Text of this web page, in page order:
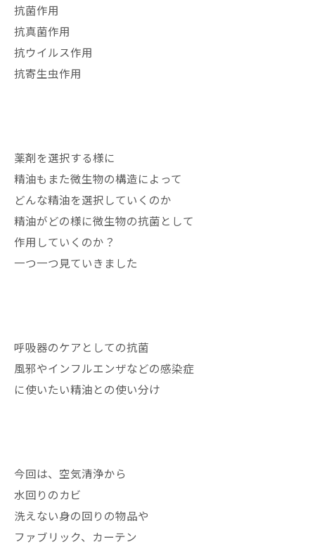
抗菌作用
抗真菌作用
抗ウイルス作用
抗寄生虫作用
薬剤を選択する様に
精油もまた微生物の構造によって
どんな精油を選択していくのか
精油がどの様に微生物の抗菌として
作用していくのか？
一つ一つ見ていきました
呼吸器のケアとしての抗菌
風邪やインフルエンザなどの感染症
に使いたい精油との使い分け
今回は、空気清浄から
水回りのカビ
洗えない身の回りの物品や
ファブリック、カーテン